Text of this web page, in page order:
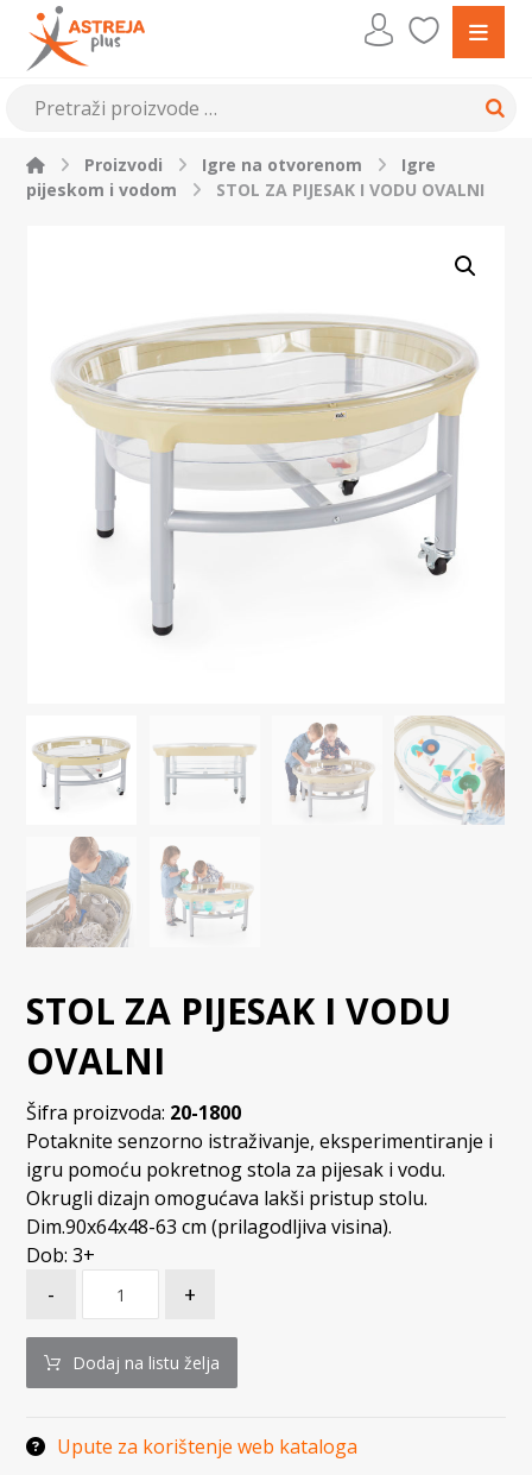
Proizvodi Igre na otvorenom
Igre
pijeskom i vodom
STOL ZA PIJESAK I VODU OVALNI
STOL ZA PIJESAK I VODU
OVALNI
Šifra proizvoda: 20-1800
Potaknite senzorno istraživanje, eksperimentiranje i
igru pomoću pokretnog stola za pijesak i vodu.
Okrugli dizajn omogućava lakši pristup stolu.
Dim.90x64x48-63 cm (prilagodljiva visina).
Dob: 3+
- +
Dodaj na listu želja
Upute za korištenje web kataloga